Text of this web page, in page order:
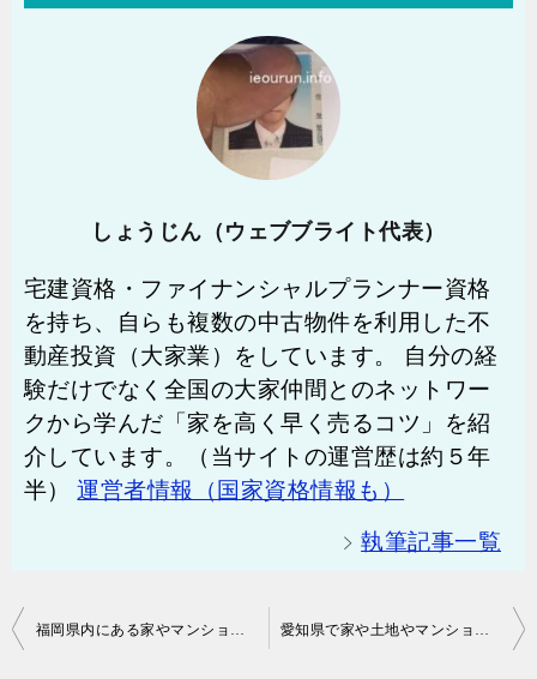
しょうじん（ウェブブライト代表）
宅建資格・ファイナンシャルプランナー資格
を持ち、自らも複数の中古物件を利用した不
動産投資（大家業）をしています。 自分の経
験だけでなく全国の大家仲間とのネットワー
クから学んだ「家を高く早く売るコツ」を紹
介しています。（当サイトの運営歴は約５年
半）運営者情報（国家資格情報も）
執筆記事一覧
投
福岡県内にある家やマンションを上手に高く売るコツ 愛知県で家や土地やマンションなど不動産を高く売るには